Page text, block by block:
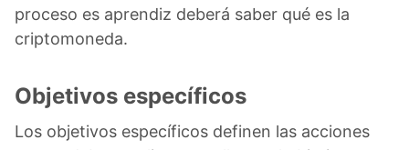
proceso es aprendiz deberá saber qué es la
criptomoneda.
Objetivos específicos
Los objetivos específicos definen las acciones